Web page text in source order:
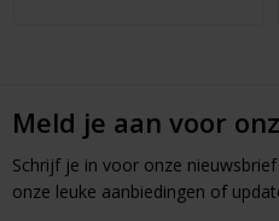
Meld je aan voor
Schrijf je in voor onze
onze leuke aanbiedingen of